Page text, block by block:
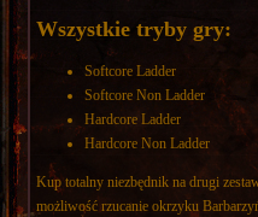
Wszystkie tryby gry:
Softcore Ladder
Softcore Non Ladder
Hardcore Ladder
Hardcore Non Ladder
Kup totalny niezbędnik na drugi
możliwość rzucanie okrzyku